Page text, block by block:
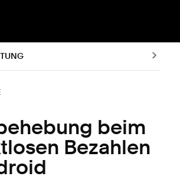
beim
Bezahlen